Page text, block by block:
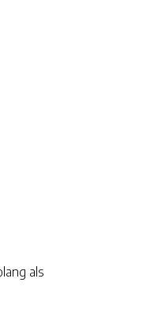
als